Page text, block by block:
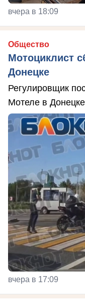
вчера в 18:09
Общество
Мотоциклист
Донецке
Регулировщик
Мотеле в Донецке
вчера в 17:09